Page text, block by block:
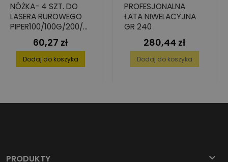
NÓŻKA- 4 SZT. DO
LASERA RUROWEGO
PIPER100/100G/200/2
00G - ŚREDNICA
200MMCena
60,27 zł
Dodaj do koszyka
PROFESJONALNA
ŁATA NIWELACYJNA
GR 240
Cena
280,44 zł
Dodaj do koszyka
PRODUKTY 